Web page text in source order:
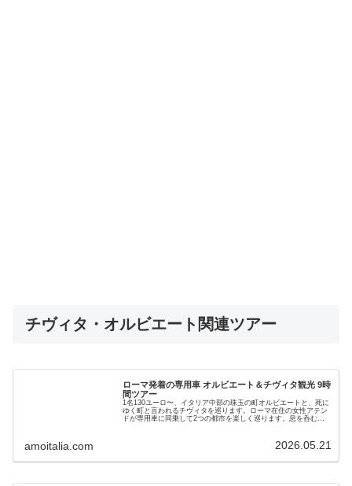
チヴィタ・オルビエート関連ツアー
ローマ発着の専用車 オルビエート＆チヴィタ観光 9時
間ツアー
1名130ユーロ〜、イタリア中部の珠玉の町オルビエートと、死に
ゆく町と言われるチヴィタを巡ります。ローマ在住の女性アテン
ドが専用車に同乗して2つの都市を楽しく巡ります。息を呑む絶
amoitalia.com 2026.05.21